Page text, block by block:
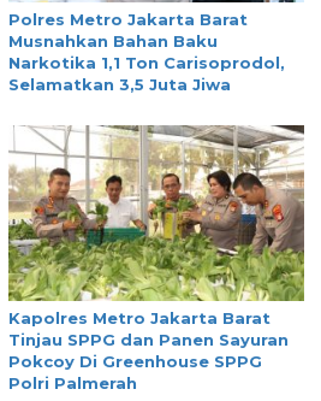
Polres Metro Jakarta Barat
Musnahkan Bahan Baku
Narkotika 1,1 Ton Carisoprodol,
Selamatkan 3,5 Juta Jiwa
Kapolres Metro Jakarta Barat
Tinjau SPPG dan Panen Sayuran
Pokcoy Di Greenhouse SPPG
Polri Palmerah